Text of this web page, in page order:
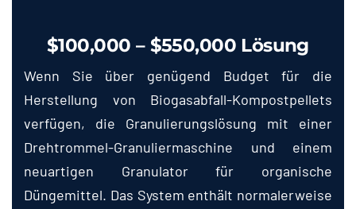
$100,000 – $550,000 Lösung
Wenn Sie über genügend Budget für die
Herstellung von Biogasabfall-Kompostpellets
verfügen, die Granulierungslösung mit einer
Drehtrommel-Granuliermaschine und einem
neuartigen Granulator für organische
Düngemittel. Das System enthält normalerweise